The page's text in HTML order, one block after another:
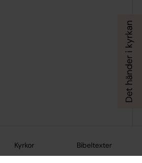
Kyrkor Bibeltexter